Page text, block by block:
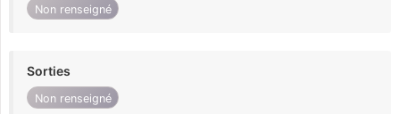
Non renseigné
Sorties
Non renseigné